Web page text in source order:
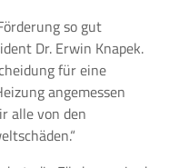
so gut
Dr. Erwin Knapek.
für eine
angemessen
alle von den